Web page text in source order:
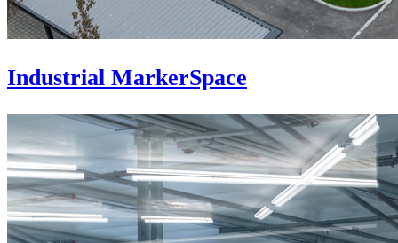
Industrial MarkerSpace